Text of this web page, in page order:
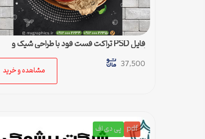
فایل PSD تراکت فست فود با طراحی شیک و
لاکچری
37,500
مشاهده و خرید
pdf پی دی اف